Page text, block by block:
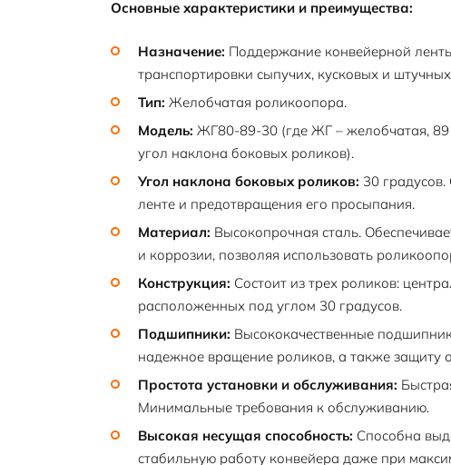
Основные характеристики и преимущества:
Назначение: Поддержание конвейерной
транспортировки сыпучих, кусковых и
Тип: Желобчатая роликоопора.
Модель: ЖГ80-89-30 (где ЖГ – желобчатая,
угол наклона боковых роликов).
Угол наклона боковых роликов: 30
ленте и предотвращения его просыпания.
Материал: Высокопрочная сталь.
и коррозии, позволяя использовать
Конструкция: Состоит из трех роликов:
расположенных под углом 30 градусов.
Подшипники: Высококачественные
надежное вращение роликов, а также защиту
Простота установки и обслуживания:
Минимальные требования к обслуживанию.
Высокая несущая способность: Способна
стабильную работу конвейера даже при